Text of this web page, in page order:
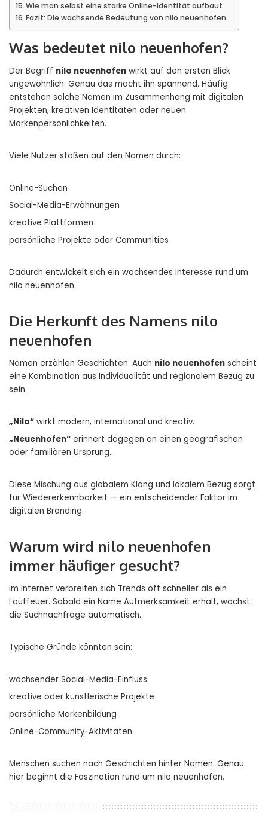
Wie man selbst eine starke Online-Identität aufbaut
Fazit: Die wachsende Bedeutung von nilo neuenhofen
Was bedeutet nilo neuenhofen?
Der Begriff nilo neuenhofen wirkt auf den ersten Blick
ungewöhnlich. Genau das macht ihn spannend. Häufig
entstehen solche Namen im Zusammenhang mit digitalen
Projekten, kreativen Identitäten oder neuen
Markenpersönlichkeiten.
Viele Nutzer stoßen auf den Namen durch:
Online-Suchen
Social-Media-Erwähnungen
kreative Plattformen
persönliche Projekte oder Communities
Dadurch entwickelt sich ein wachsendes Interesse rund um
nilo neuenhofen.
Die Herkunft des Namens nilo
neuenhofen
Namen erzählen Geschichten. Auch nilo neuenhofen scheint
eine Kombination aus Individualität und regionalem Bezug zu
sein.
„Nilo“ wirkt modern, international und kreativ.
„Neuenhofen“ erinnert dagegen an einen geografischen
oder familiären Ursprung.
Diese Mischung aus globalem Klang und lokalem Bezug sorgt
für Wiedererkennbarkeit — ein entscheidender Faktor im
digitalen Branding.
Warum wird nilo neuenhofen
immer häufiger gesucht?
Im Internet verbreiten sich Trends oft schneller als ein
Lauffeuer. Sobald ein Name Aufmerksamkeit erhält, wächst
die Suchnachfrage automatisch.
Typische Gründe könnten sein:
wachsender Social-Media-Einfluss
kreative oder künstlerische Projekte
persönliche Markenbildung
Online-Community-Aktivitäten
Menschen suchen nach Geschichten hinter Namen. Genau
hier beginnt die Faszination rund um nilo neuenhofen.